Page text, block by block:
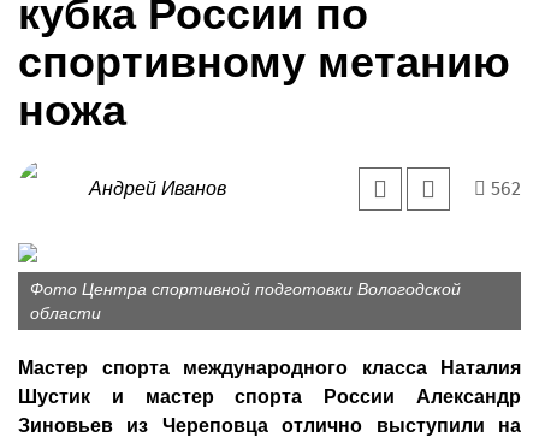
кубка России по
спортивному метанию
ножа
Андрей Иванов 562
Фото Центра спортивной подготовки Вологодской
области
Мастер спорта международного класса Наталия
Шустик и мастер спорта России Александр
Зиновьев из Череповца отлично выступили на